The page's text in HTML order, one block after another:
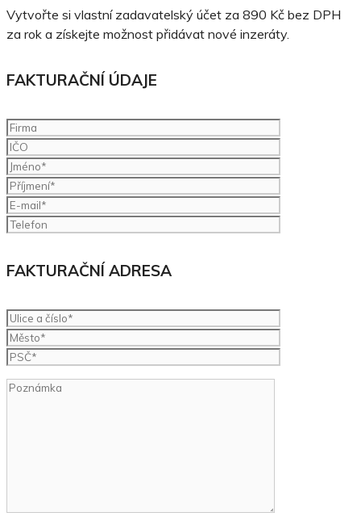
Vytvořte si vlastní zadavatelský účet za 890 Kč bez DPH
za rok a získejte možnost přidávat nové inzeráty.
FAKTURAČNÍ ÚDAJE
FAKTURAČNÍ ADRESA